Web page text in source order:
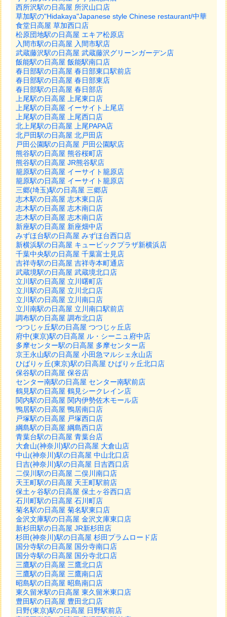
西所沢駅の日高屋 所沢山口店
草加駅の"Hidakaya"Japanese style Chinese restaurant/中華
食堂日高屋 草加西口店
松原団地駅の日高屋 エキア松原店
入間市駅の日高屋 入間市駅店
武蔵藤沢駅の日高屋 武蔵藤沢グリーンガーデン店
飯能駅の日高屋 飯能駅南口店
春日部駅の日高屋 春日部東口駅前店
春日部駅の日高屋 春日部東店
春日部駅の日高屋 春日部店
上尾駅の日高屋 上尾東口店
上尾駅の日高屋 イーサイト上尾店
上尾駅の日高屋 上尾西口店
北上尾駅の日高屋 上尾PAPA店
北戸田駅の日高屋 北戸田店
戸田公園駅の日高屋 戸田公園駅店
熊谷駅の日高屋 熊谷桜町店
熊谷駅の日高屋 JR熊谷駅店
籠原駅の日高屋 イーサイト籠原店
籠原駅の日高屋 イーサイト籠原店
三郷(埼玉)駅の日高屋 三郷店
志木駅の日高屋 志木東口店
志木駅の日高屋 志木南口店
志木駅の日高屋 志木南口店
新座駅の日高屋 新座畑中店
みずほ台駅の日高屋 みずほ台西口店
新横浜駅の日高屋 キュービックプラザ新横浜店
千葉中央駅の日高屋 千葉富士見店
吉祥寺駅の日高屋 吉祥寺本町通店
武蔵境駅の日高屋 武蔵境北口店
立川駅の日高屋 立川曙町店
立川駅の日高屋 立川北口店
立川駅の日高屋 立川南口店
立川南駅の日高屋 立川南口駅前店
調布駅の日高屋 調布北口店
つつじヶ丘駅の日高屋 つつじヶ丘店
府中(東京)駅の日高屋 ル・シーニュ府中店
多摩センター駅の日高屋 多摩センター店
京王永山駅の日高屋 小田急マルシェ永山店
ひばりヶ丘(東京)駅の日高屋 ひばりヶ丘北口店
保谷駅の日高屋 保谷店
センター南駅の日高屋 センター南駅前店
鶴見駅の日高屋 鶴見シークレイン店
関内駅の日高屋 関内伊勢佐木モール店
鴨居駅の日高屋 鴨居南口店
戸塚駅の日高屋 戸塚西口店
綱島駅の日高屋 綱島西口店
青葉台駅の日高屋 青葉台店
大倉山(神奈川)駅の日高屋 大倉山店
中山(神奈川)駅の日高屋 中山北口店
日吉(神奈川)駅の日高屋 日吉西口店
二俣川駅の日高屋 二俣川南口店
天王町駅の日高屋 天王町駅前店
保土ヶ谷駅の日高屋 保土ヶ谷西口店
石川町駅の日高屋 石川町店
菊名駅の日高屋 菊名駅東口店
金沢文庫駅の日高屋 金沢文庫東口店
新杉田駅の日高屋 JR新杉田店
杉田(神奈川)駅の日高屋 杉田プラムロード店
国分寺駅の日高屋 国分寺南口店
国分寺駅の日高屋 国分寺北口店
三鷹駅の日高屋 三鷹北口店
三鷹駅の日高屋 三鷹南口店
昭島駅の日高屋 昭島南口店
東久留米駅の日高屋 東久留米東口店
豊田駅の日高屋 豊田北口店
日野(東京)駅の日高屋 日野駅前店